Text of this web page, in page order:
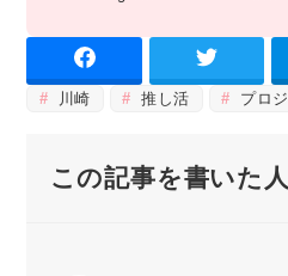
川崎 推し活 プロ
この記事を書いた人